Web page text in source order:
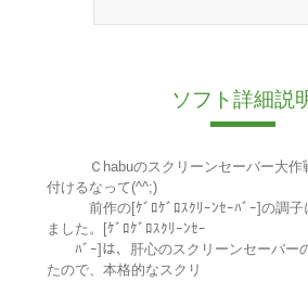
ソフト詳細説
Ｃhabuのスクリーンセーバー大作
付けるなって(^^;)
前作の[ｹﾞﾛｹﾞﾛｽｸﾘｰﾝｾｰﾊﾞｰ]の調子
ました。[ｹﾞﾛｹﾞﾛｽｸﾘｰﾝｾｰ
ﾊﾞｰ]は、肝心のスクリーンセーバー
たので、本格的なスクリ